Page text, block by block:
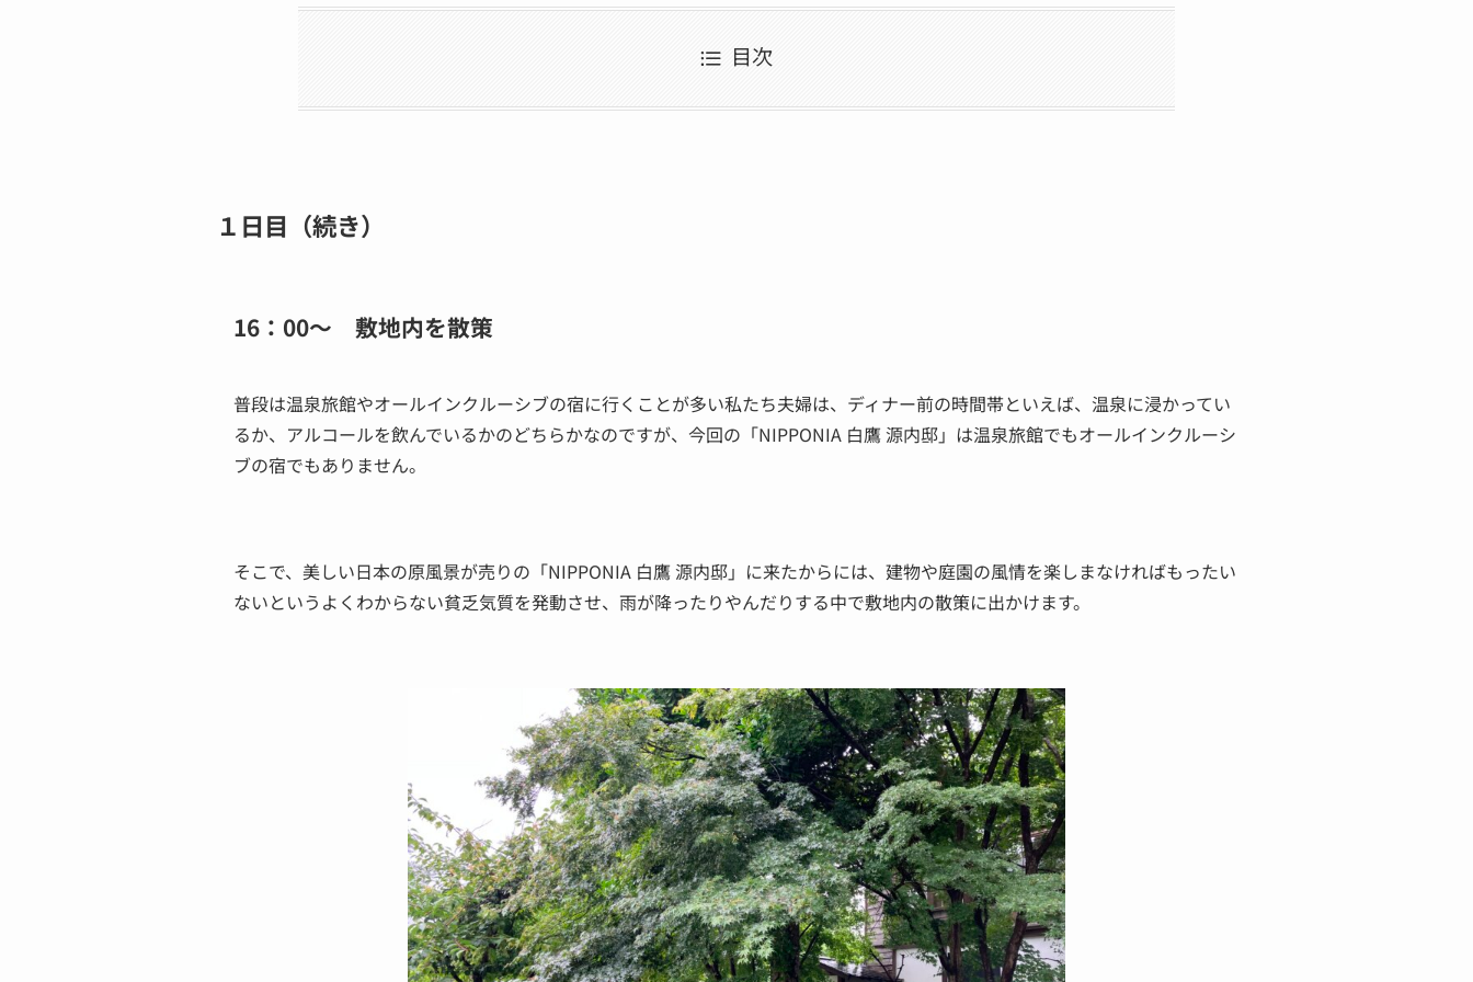
目次
１日目（続き）
16：00～ 敷地内を散策
普段は温泉旅館やオールインクルーシブの宿に行くことが多い私たち夫婦は、ディナー前の時間帯といえば、温泉に浸かってい
るか、アルコールを飲んでいるかのどちらかなのですが、今回の「NIPPONIA 白鷹 源内邸」は温泉旅館でもオールインクルーシ
ブの宿でもありません。
そこで、美しい日本の原風景が売りの「NIPPONIA 白鷹 源内邸」に来たからには、建物や庭園の風情を楽しまなければもったい
ないというよくわからない貧乏気質を発動させ、雨が降ったりやんだりする中で敷地内の散策に出かけます。